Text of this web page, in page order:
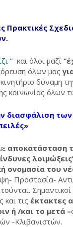
Πρακτικές
’’ και όλοι μαζί
όλων μας
δύναμη
κοινωνίας όλων
διασφάλιση
αποκατάσταση
ονομασία του
Προστασία-
τις έκτακτες
ή /και το μετά –
-Κλιβανιστών.